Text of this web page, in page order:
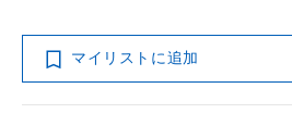
マイリストに追加